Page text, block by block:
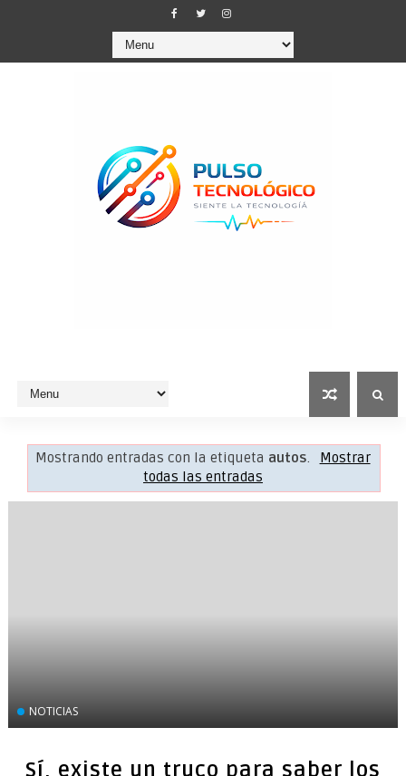
Mostrando entradas con la etiqueta autos.
Mostrar
todas las entradas
NOTICIAS
Sí, existe un truco para saber los